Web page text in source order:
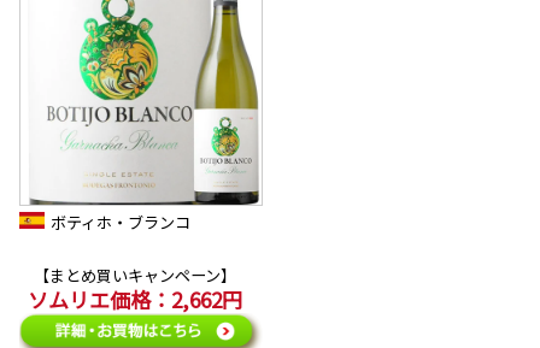
ボティホ・ブランコ
【まとめ買いキャンペーン】
ソムリエ価格：2,662円